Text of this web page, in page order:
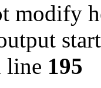
modify
line 195